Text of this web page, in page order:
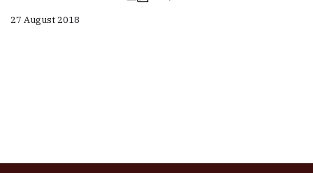
27 August 2018